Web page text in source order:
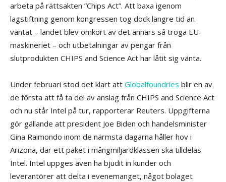
arbeta på rättsakten ”Chips Act”. Att baxa igenom
lagstiftning genom kongressen tog dock längre tid än
väntat – landet blev omkört av det annars så tröga EU-
maskineriet – och utbetalningar av pengar från
slutprodukten CHIPS and Science Act har låtit sig vänta.
Under februari stod det klart att Globalfoundries blir en av
de första att få ta del av anslag från CHIPS and Science Act
och nu står Intel på tur, rapporterar Reuters. Uppgifterna
gör gällande att president Joe Biden och handelsminister
Gina Raimondo inom de närmsta dagarna håller hov i
Arizona, där ett paket i mångmiljardklassen ska tilldelas
Intel. Intel uppges även ha bjudit in kunder och
leverantörer att delta i evenemanget, något bolaget